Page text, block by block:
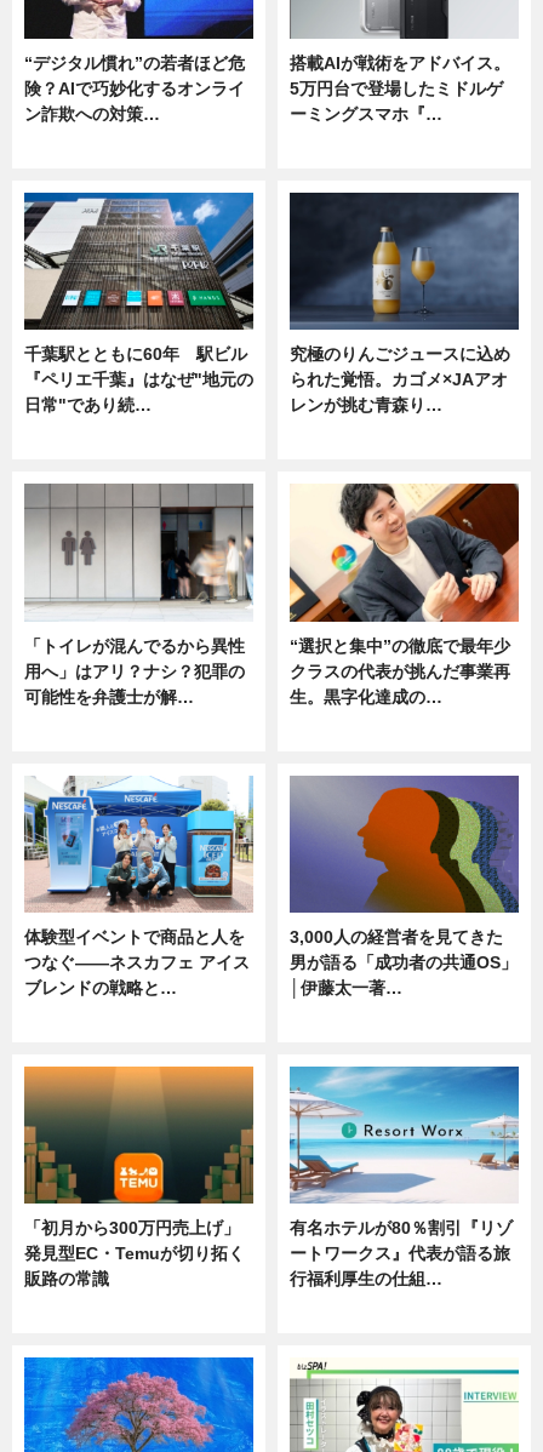
“デジタル慣れ”の若者ほど危
険？AIで巧妙化するオンライ
ン詐欺への対策…
搭載AIが戦術をアドバイス。
5万円台で登場したミドルゲ
ーミングスマホ『…
千葉駅とともに60年 駅ビル
『ペリエ千葉』はなぜ"地元の
日常"であり続…
究極のりんごジュースに込め
られた覚悟。カゴメ×JAアオ
レンが挑む青森り…
「トイレが混んでるから異性
用へ」はアリ？ナシ？犯罪の
可能性を弁護士が解…
“選択と集中”の徹底で最年少
クラスの代表が挑んだ事業再
生。黒字化達成の…
体験型イベントで商品と人を
つなぐ――ネスカフェ アイス
ブレンドの戦略と…
3,000人の経営者を見てきた
男が語る「成功者の共通OS」
│伊藤太一著…
「初月から300万円売上げ」
発見型EC・Temuが切り拓く
販路の常識
有名ホテルが80％割引『リゾ
ートワークス』代表が語る旅
行福利厚生の仕組…